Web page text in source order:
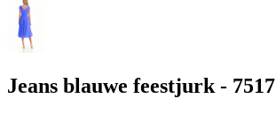
Jeans blauwe feestjurk - 7517